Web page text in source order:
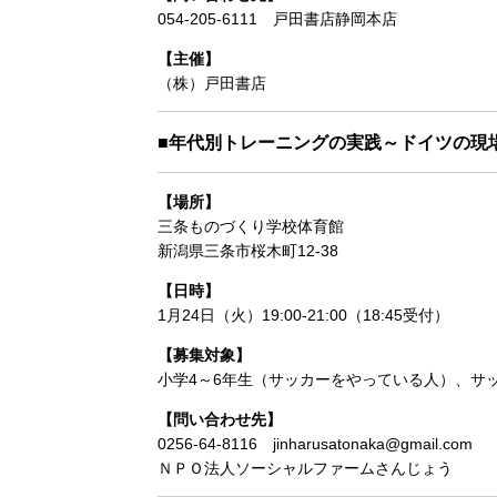
054-205-6111 戸田書店静岡本店
【主催】
（株）戸田書店
■年代別トレーニングの実践～ドイツの現
【場所】
三条ものづくり学校体育館
新潟県三条市桜木町12-38
【日時】
1月24日（火）19:00-21:00（18:45受付）
【募集対象】
小学4～6年生（サッカーをやっている人）、サ
【問い合わせ先】
0256-64-8116 jinharusatonaka@gmail.com
ＮＰＯ法人ソーシャルファームさんじょう